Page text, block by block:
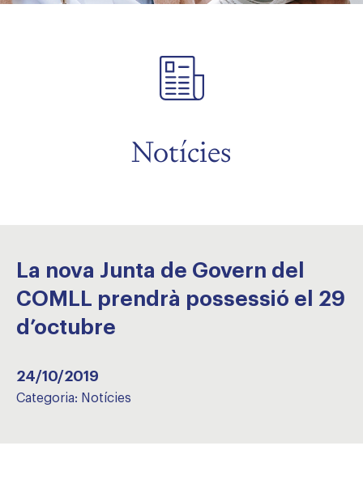
Notícies
La nova Junta de Govern del
COMLL prendrà possessió el 29
d’octubre
24/10/2019
Categoria: Notícies